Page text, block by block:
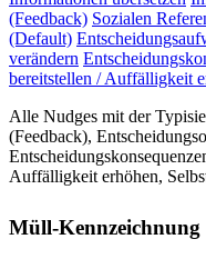
(Feedback) Sozialen
(Default)
verändern
bereitstellen / Auffälligkeit
Alle Nudges mit der
(Feedback),
Auffälligkeit erhöhen,
Müll-Kennzeichnung